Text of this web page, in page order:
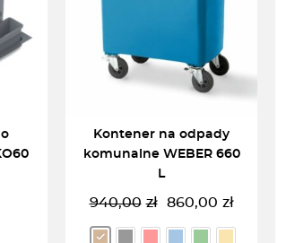
Kontener na odpady
komunalne WEBER 660
L
940,00 zł
Pierwotna
cena
860,00 zł
Aktualna
cena